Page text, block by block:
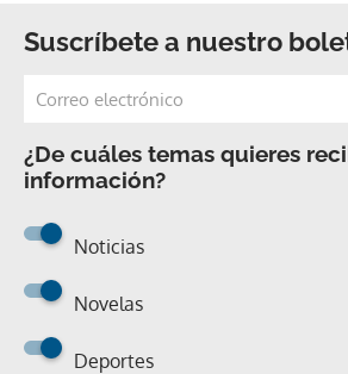
Suscríbete a nuestro
¿De cuáles temas quieres
información?
Noticias
Novelas
Deportes